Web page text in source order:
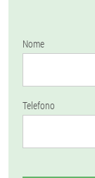
Nome
Telefono